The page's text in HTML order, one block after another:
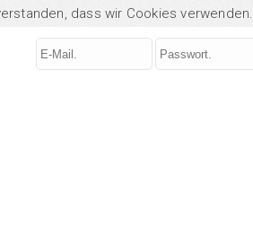
dass wir Cookies verwenden.